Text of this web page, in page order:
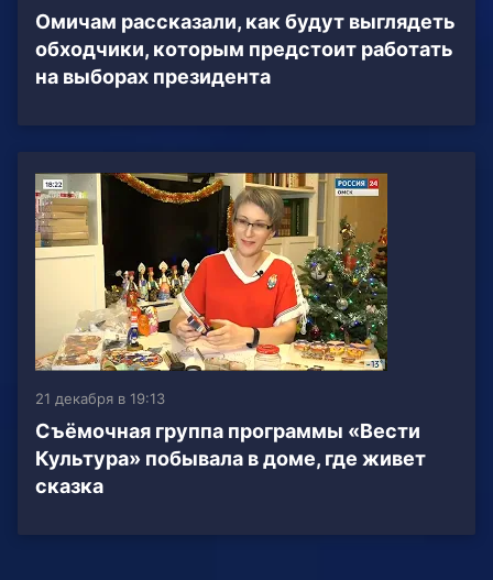
Омичам рассказали, как будут выглядеть
обходчики, которым предстоит работать
на выборах президента
21 декабря в 19:13
Cъёмочная группа программы «Вести
Культура» побывала в доме, где живет
сказка